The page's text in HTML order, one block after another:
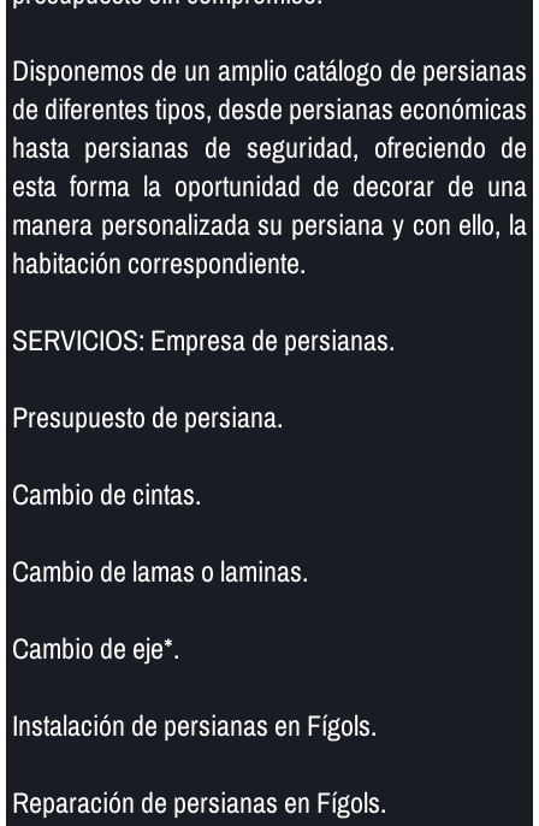
Disponemos de un amplio catálogo de persianas
de diferentes tipos, desde persianas económicas
hasta persianas de seguridad, ofreciendo de
esta forma la oportunidad de decorar de una
manera personalizada su persiana y con ello, la
habitación correspondiente.
SERVICIOS: Empresa de persianas.
Presupuesto de persiana.
Cambio de cintas.
Cambio de lamas o laminas.
Cambio de eje*.
Instalación de persianas en Fígols.
Reparación de persianas en Fígols.